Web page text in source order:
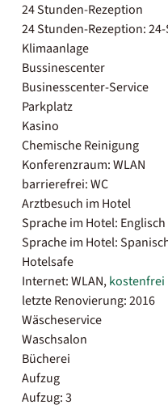
24 Stunden-Rezeption
24 Stunden-Rezeption:
Klimaanlage
Bussinescenter
Businesscenter-Service
Parkplatz
Kasino
Chemische Reinigung
Konferenzraum: WLAN
barrierefrei: WC
Arztbesuch im Hotel
Sprache im Hotel: Englisch
Sprache im Hotel:
Hotelsafe
Internet: WLAN,kostenfrei
letzte Renovierung: 2016
Wäscheservice
Waschsalon
Bücherei
Aufzug
Aufzug: 3